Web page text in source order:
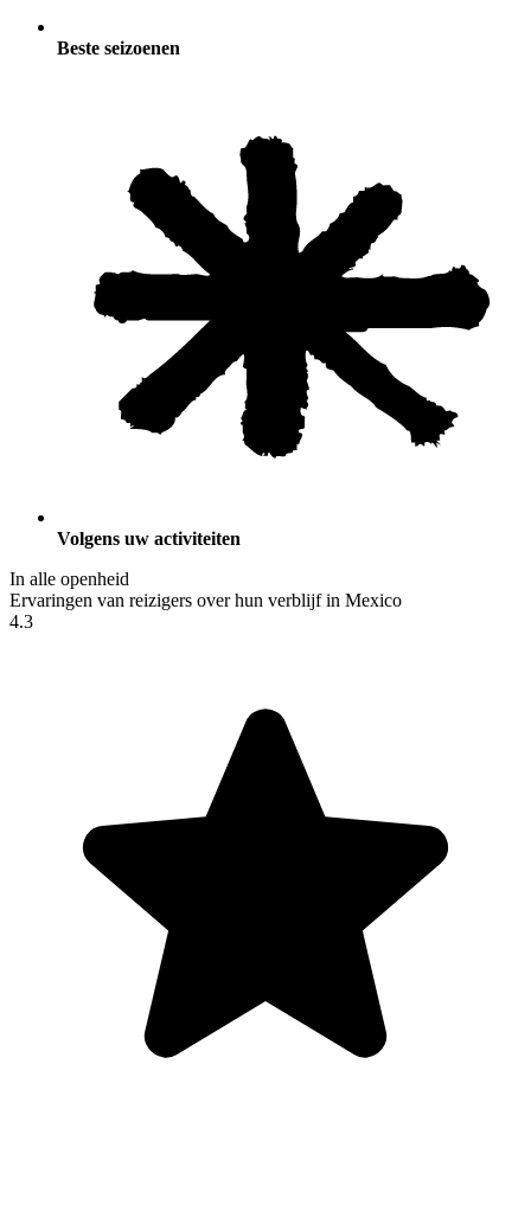
Beste seizoenen
Volgens uw activiteiten
In alle openheid
Ervaringen van reizigers over hun verblijf in Mexico
4.3